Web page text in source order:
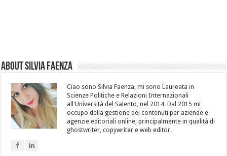
About Silvia Faenza
Ciao sono Silvia Faenza, mi sono Laureata in
Scienze Politiche e Relazioni Internazionali
all'Università del Salento, nel 2014. Dal 2015 mi
occupo della gestione dei contenuti per aziende e
agenzie editoriali online, principalmente in qualità di
ghostwriter, copywriter e web editor.